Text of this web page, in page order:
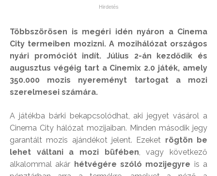
Többszörösen is megéri idén nyáron a Cinema
City termeiben mozizni. A mozihálózat országos
nyári promóciót indít. Július 2-án kezdődik és
augusztus végéig tart a Cinemix 2.0 játék, amely
350.000 mozis nyereményt tartogat a mozi
szerelmesei számára.
A játékba bárki bekapcsolódhat, aki jegyet vásárol a
Cinema City hálózat mozijaiban. Minden második jegy
garantált mozis ajándékot jelent. Ezeket rögtön be
lehet váltani a mozi büfében, vagy következő
alkalommal akár hétvégére szóló mozijegyre is a